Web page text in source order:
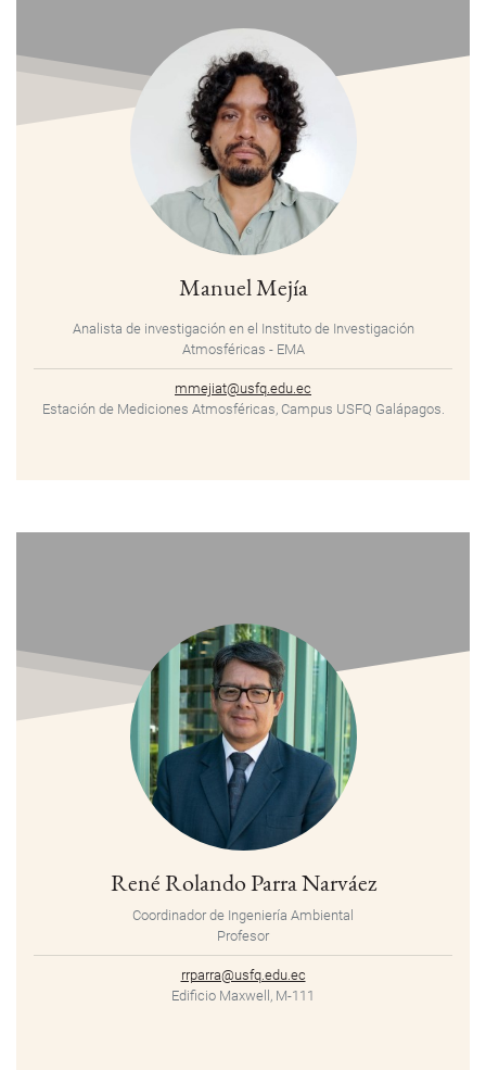
Manuel Mejía
Analista de investigación en el Instituto de Investigación
Atmosféricas - EMA
mmejiat@usfq.edu.ec
Estación de Mediciones Atmosféricas, Campus USFQ Galápagos.
René Rolando Parra Narváez
Coordinador de Ingeniería Ambiental
Profesor
rrparra@usfq.edu.ec
Edificio Maxwell, M-111